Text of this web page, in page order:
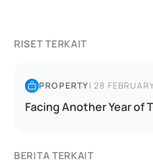
RISET TERKAIT
PROPERTY|28
Facing Another Year of
BERITA TERKAIT